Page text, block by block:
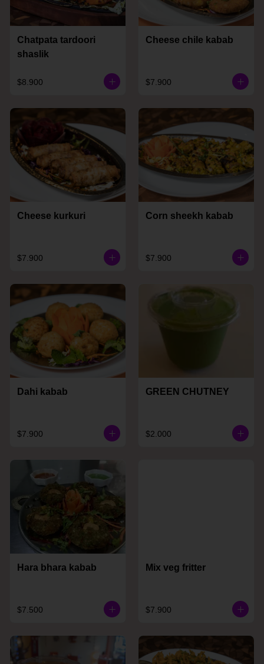
Chatpata tardoori
shaslik
$8.900
Cheese chile kabab
$7.900
Cheese kurkuri
$7.900
Corn sheekh kabab
$7.900
Dahi kabab
$7.900
GREEN CHUTNEY
$2.000
Hara bhara kabab
$7.500
Mix veg fritter
$7.900